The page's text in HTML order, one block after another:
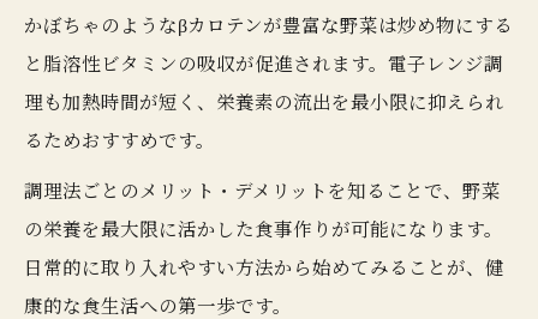
かぼちゃのようなβカロテンが豊富な野菜は炒め物にする
と脂溶性ビタミンの吸収が促進されます。電子レンジ調
理も加熱時間が短く、栄養素の流出を最小限に抑えられ
るためおすすめです。
調理法ごとのメリット・デメリットを知ることで、野菜
の栄養を最大限に活かした食事作りが可能になります。
日常的に取り入れやすい方法から始めてみることが、健
康的な食生活への第一歩です。